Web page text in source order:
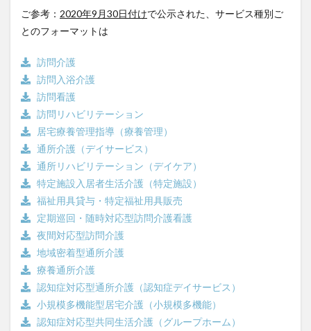
ご参考： 2020年9月30日付けで公示された、サービス種別ご
とのフォーマットは
訪問介護
訪問入浴介護
訪問看護
訪問リハビリテーション
居宅療養管理指導（療養管理）
通所介護（デイサービス）
通所リハビリテーション（デイケア）
特定施設入居者生活介護（特定施設）
福祉用具貸与・特定福祉用具販売
定期巡回・随時対応型訪問介護看護
夜間対応型訪問介護
地域密着型通所介護
療養通所介護
認知症対応型通所介護（認知症デイサービス）
小規模多機能型居宅介護（小規模多機能）
認知症対応型共同生活介護（グループホーム）